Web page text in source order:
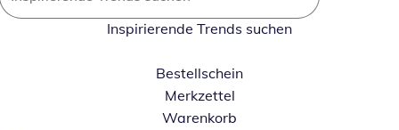
Inspirierende Trends suchen
Bestellschein
Merkzettel
Warenkorb